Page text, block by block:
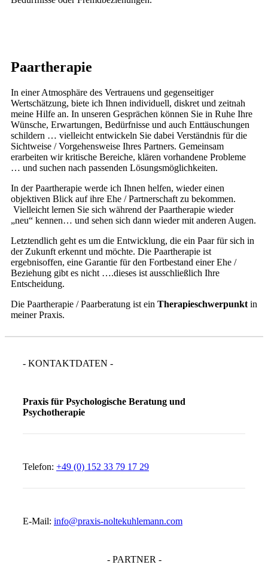
Paartherapie
In einer Atmosphäre des Vertrauens und gegenseitiger
Wertschätzung, biete ich Ihnen individuell, diskret und zeitnah
meine Hilfe an. In unseren Gesprächen können Sie in Ruhe Ihre
Wünsche, Erwartungen, Bedürfnisse und auch Enttäuschungen
schildern … vielleicht entwickeln Sie dabei Verständnis für die
Sichtweise / Vorgehensweise Ihres Partners. Gemeinsam
erarbeiten wir kritische Bereiche, klären vorhandene Probleme
… und suchen nach passenden Lösungsmöglichkeiten.
In der Paartherapie werde ich Ihnen helfen, wieder einen
objektiven Blick auf ihre Ehe / Partnerschaft zu bekommen.
Vielleicht lernen Sie sich während der Paartherapie wieder
„neu“ kennen… und sehen sich dann wieder mit anderen Augen.
Letztendlich geht es um die Entwicklung, die ein Paar für sich in
der Zukunft erkennt und möchte. Die Paartherapie ist
ergebnisoffen, eine Garantie für den Fortbestand einer Ehe /
Beziehung gibt es nicht ….dieses ist ausschließlich Ihre
Entscheidung.
Die Paartherapie / Paarberatung ist ein Therapieschwerpunkt in
meiner Praxis.
- KONTAKTDATEN -
Praxis für Psychologische Beratung und
Psychotherapie
Telefon: +49 (0) 152 33 79 17 29
E-Mail: info@praxis-noltekuhlemann.com
- PARTNER -